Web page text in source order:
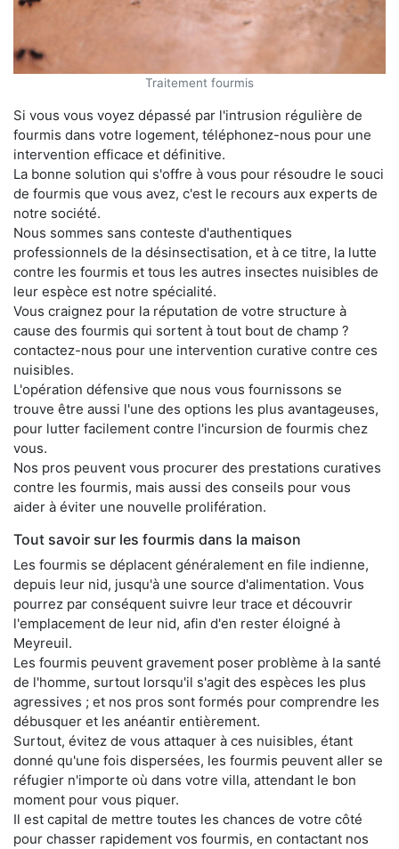
Traitement fourmis
Si vous vous voyez dépassé par l'intrusion régulière de
fourmis dans votre logement, téléphonez-nous pour une
intervention efficace et définitive.
La bonne solution qui s'offre à vous pour résoudre le souci
de fourmis que vous avez, c'est le recours aux experts de
notre société.
Nous sommes sans conteste d'authentiques
professionnels de la désinsectisation, et à ce titre, la lutte
contre les fourmis et tous les autres insectes nuisibles de
leur espèce est notre spécialité.
Vous craignez pour la réputation de votre structure à
cause des fourmis qui sortent à tout bout de champ ?
contactez-nous pour une intervention curative contre ces
nuisibles.
L'opération défensive que nous vous fournissons se
trouve être aussi l'une des options les plus avantageuses,
pour lutter facilement contre l'incursion de fourmis chez
vous.
Nos pros peuvent vous procurer des prestations curatives
contre les fourmis, mais aussi des conseils pour vous
aider à éviter une nouvelle prolifération.
Tout savoir sur les fourmis dans la maison
Les fourmis se déplacent généralement en file indienne,
depuis leur nid, jusqu'à une source d'alimentation. Vous
pourrez par conséquent suivre leur trace et découvrir
l'emplacement de leur nid, afin d'en rester éloigné à
Meyreuil.
Les fourmis peuvent gravement poser problème à la santé
de l'homme, surtout lorsqu'il s'agit des espèces les plus
agressives ; et nos pros sont formés pour comprendre les
débusquer et les anéantir entièrement.
Surtout, évitez de vous attaquer à ces nuisibles, étant
donné qu'une fois dispersées, les fourmis peuvent aller se
réfugier n'importe où dans votre villa, attendant le bon
moment pour vous piquer.
Il est capital de mettre toutes les chances de votre côté
pour chasser rapidement vos fourmis, en contactant nos